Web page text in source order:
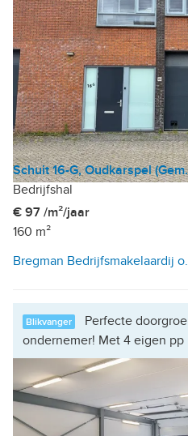
Schuit 16-G, Oudkarspel
Bedrijfshal
€ 97 /m²/jaar
160 m²
Bregman Bedrijfsmakelaardij
Blikvanger
Perfecte
ondernemer! Met 4 eigen pp